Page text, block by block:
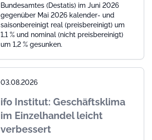
Bundesamtes (Destatis) im Juni 2026
gegenüber Mai 2026 kalender- und
saisonbereinigt real (preisbereinigt) um
1,1 % und nominal (nicht preisbereinigt)
um 1,2 % gesunken.
03.08.2026
ifo Institut: Geschäftsklima
im Einzelhandel leicht
verbessert